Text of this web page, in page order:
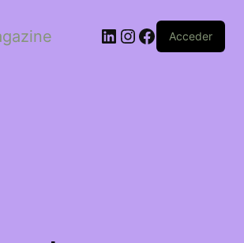
LinkedIn
Instagram
Facebook
Acceder